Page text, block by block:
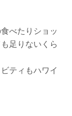
べたりショッ
足りないくら
ティもハワイ